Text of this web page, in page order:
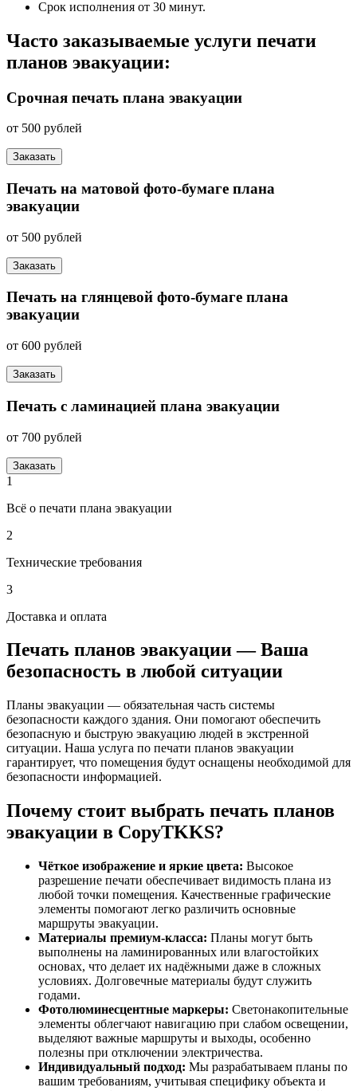
Срок исполнения от 30 минут.
Часто заказываемые услуги печати
планов эвакуации:
Срочная печать плана эвакуации
от 500 рублей
Заказать
Печать на матовой фото-бумаге плана
эвакуации
от 500 рублей
Заказать
Печать на глянцевой фото-бумаге плана
эвакуации
от 600 рублей
Заказать
Печать с ламинацией плана эвакуации
от 700 рублей
Заказать
1
Всё о печати плана эвакуации
2
Технические требования
3
Доставка и оплата
Печать планов эвакуации — Ваша
безопасность в любой ситуации
Планы эвакуации — обязательная часть системы
безопасности каждого здания. Они помогают обеспечить
безопасную и быструю эвакуацию людей в экстренной
ситуации. Наша услуга по печати планов эвакуации
гарантирует, что помещения будут оснащены необходимой для
безопасности информацией.
Почему стоит выбрать печать планов
эвакуации в CopyTKKS?
Чёткое изображение и яркие цвета: Высокое
разрешение печати обеспечивает видимость плана из
любой точки помещения. Качественные графические
элементы помогают легко различить основные
маршруты эвакуации.
Материалы премиум-класса: Планы могут быть
выполнены на ламинированных или влагостойких
основах, что делает их надёжными даже в сложных
условиях. Долговечные материалы будут служить
годами.
Фотолюминесцентные маркеры: Светонакопительные
элементы облегчают навигацию при слабом освещении,
выделяют важные маршруты и выходы, особенно
полезны при отключении электричества.
Индивидуальный подход: Мы разрабатываем планы по
вашим требованиям, учитывая специфику объекта и